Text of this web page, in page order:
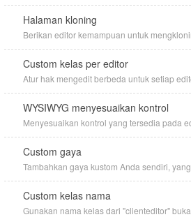
Halaman kloning
Berikan editor kemampuan untuk
Custom kelas per editor
Atur hak mengedit berbeda untuk setiap
WYSIWYG menyesuaikan kontrol
Menyesuaikan kontrol yang tersedia pada
Custom gaya
Tambahkan gaya kustom Anda sendiri,
Custom kelas nama
Gunakan nama kelas dari "clienteditor"